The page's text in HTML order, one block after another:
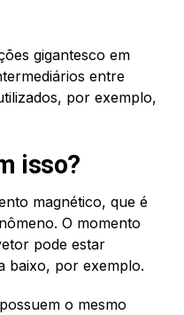
gigantesco em
entre
por exemplo,
isso?
magnético, que é
O momento
pode estar
baixo, por exemplo.
o mesmo